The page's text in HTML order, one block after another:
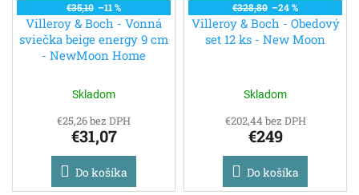
€35,10 –11 %
Villeroy & Boch - Vonná
sviečka beige energy 9 cm
- NewMoon Home
Skladom
€25,26 bez DPH
€31,07
Do košíka
€328,80 –24 %
Villeroy & Boch - Obedový
set 12 ks - New Moon
Skladom
€202,44 bez DPH
€249
Do košíka